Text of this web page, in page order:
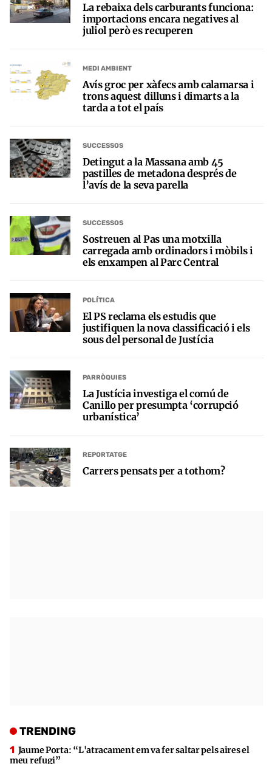
La rebaixa dels carburants funciona:
importacions encara negatives al
juliol però es recuperen
MEDI AMBIENT
Avís groc per xàfecs amb calamarsa i
trons aquest dilluns i dimarts a la
tarda a tot el país
SUCCESSOS
Detingut a la Massana amb 45
pastilles de metadona després de
l’avís de la seva parella
SUCCESSOS
Sostreuen al Pas una motxilla
carregada amb ordinadors i mòbils i
els enxampen al Parc Central
POLÍTICA
El PS reclama els estudis que
justifiquen la nova classificació i els
sous del personal de Justícia
PARRÒQUIES
La Justícia investiga el comú de
Canillo per presumpta ‘corrupció
urbanística’
REPORTATGE
Carrers pensats per a tothom?
TRENDING
Jaume Porta: “L'atracament em va fer saltar pels aires el
meu refugi”